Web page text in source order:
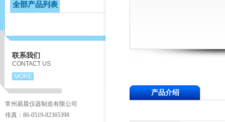
全部产品列表
联系我们
CONTACT US
MORE
常州易晨仪器制造有限公司
传真：86-0519-82365398
产品介绍